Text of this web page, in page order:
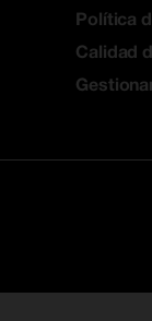
Política
Calidad